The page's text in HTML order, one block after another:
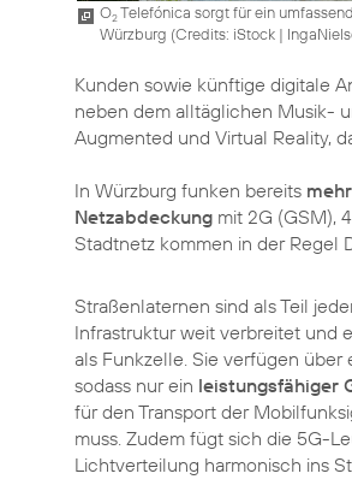
O2Telefónica sorgt für ein
Würzburg (Credits: iStock |
Kunden sowie künftige digitale
neben dem alltäglichen Musik-
Augmented und Virtual Reality,
In Würzburg funken bereits
Netzabdeckung mit 2G (GSM),
Stadtnetz kommen in der Regel
Straßenlaternen sind als Teil
Infrastruktur weit verbreitet und
als Funkzelle. Sie verfügen über
sodass nur ein leistungsfähiger
für den Transport der
muss. Zudem fügt sich die 5G-
Lichtverteilung harmonisch ins